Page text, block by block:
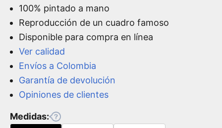
100% pintado a mano
Reproducción de un cuadro famoso
Disponible para compra en línea
Ver calidad
Envíos a Colombia
Garantía de devolución
Opiniones de clientes
Medidas: